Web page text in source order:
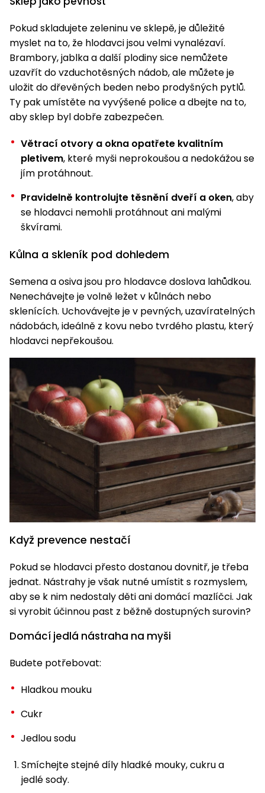
Příslušenství
k sekačkám
Náhradní
nože
Zahradní
válce
Špalíkovače
Fukary,
vysavače
Vozíky
a
Čerpadla
a
Postřikovače
čističe
Ruční
nářadí
Rozmetadla
a posypové
vozíky
stroje
Sněhové
frézy
Sněhová
hrabla,
škrabky
na led
do
filtrace
konve
obrubníky
textilie
Soustruhy
Bagry
Vibrační
desky a
pěchy
Transportéry,
stavební
stroje
betonu
a
asfaltu
Měřící
přístroje
Ventilátory,
Nabíječky
Příslušenství
Navijáky
a kladky
Přilby
Doplňky
Akumulátory
filtrace
PROMINENT
Pokud skladujete zeleninu ve sklepě, je důležité
myslet na to, že hlodavci jsou velmi vynalézaví.
Brambory, jablka a další plodiny sice nemůžete
uzavřít do vzduchotěsných nádob, ale můžete je
uložit do dřevěných beden nebo prodyšných pytlů.
Ty pak umístěte na vyvýšené police a dbejte na to,
aby sklep byl dobře zabezpečen.
Větrací otvory a okna opatřete kvalitním
pletivem, které myši neprokoušou a nedokážou se
jím protáhnout.
Pravidelně kontrolujte těsnění dveří a oken, aby
se hlodavci nemohli protáhnout ani malými
škvírami.
Kůlna a skleník pod dohledem
Semena a osiva jsou pro hlodavce doslova lahůdkou.
Nenechávejte je volně ležet v kůlnách nebo
sklenících. Uchovávejte je v pevných, uzavíratelných
nádobách, ideálně z kovu nebo tvrdého plastu, který
hlodavci nepřekoušou.
Když prevence nestačí
Pokud se hlodavci přesto dostanou dovnitř, je třeba
jednat. Nástrahy je však nutné umístit s rozmyslem,
aby se k nim nedostaly děti ani domácí mazlíčci. Jak
si vyrobit účinnou past z běžně dostupných surovin?
Domácí jedlá nástraha na myši
Budete potřebovat:
Hladkou mouku
Cukr
Jedlou sodu
Smíchejte stejné díly hladké mouky, cukru a
jedlé sody.